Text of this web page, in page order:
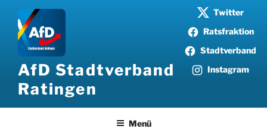
Twitter
Ratsfraktion
Stadtverband
Instagram
Inhalt
springen
AfD Stadtverband
Ratingen
Menü